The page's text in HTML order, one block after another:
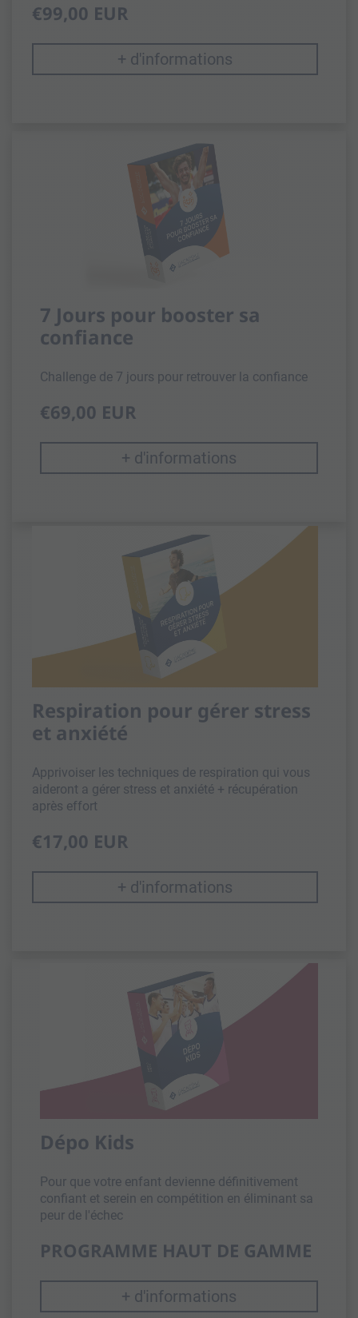
€99,00 EUR
+ d'informations
7 Jours pour booster sa
confiance
Challenge de 7 jours pour retrouver la confiance
€69,00 EUR
+ d'informations
Respiration pour gérer stress
et anxiété
Apprivoiser les techniques de respiration qui vous
aideront a gérer stress et anxiété + récupération
après effort
€17,00 EUR
+ d'informations
Dépo Kids
Pour que votre enfant devienne définitivement
confiant et serein en compétition en éliminant sa
peur de l'échec
PROGRAMME HAUT DE GAMME
+ d'informations